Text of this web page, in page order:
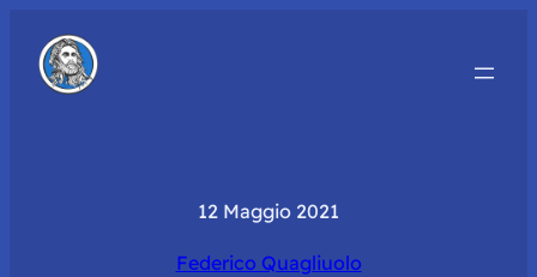
12 Maggio 2021
Federico Quagliuolo